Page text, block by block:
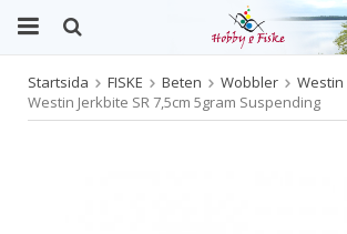
Produkten har blivit tillagd i
Startsida FISKE Beten Wobbler
Westin
Westin Jerkbite SR 7,5cm 5gram Suspending